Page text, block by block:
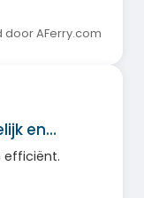
AFerry.com
en…
efficiënt.